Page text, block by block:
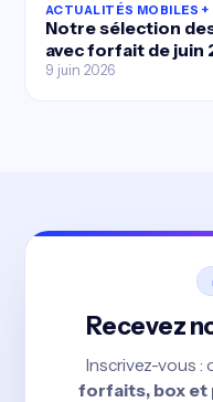
ACTUALITÉS MOBILES +
Notre sélection
avec forfait de juin
9 juin 2026
Recevez
Inscrivez-vous :
forfaits, box et